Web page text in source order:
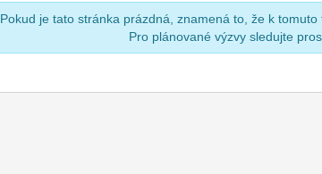
Pokud je tato stránka prázdná, znamená to, že k
Pro plánované výzvy sledujte